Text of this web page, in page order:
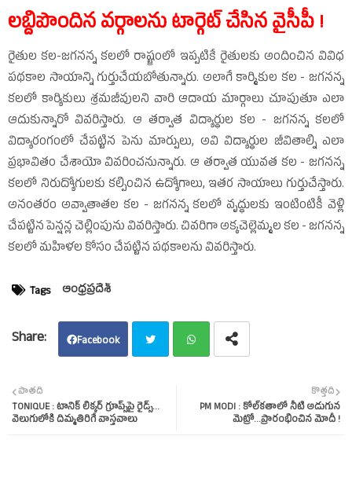
లబ్దిపొందిన వర్గాలను టార్గెట్‌ చేసిన వైసీపీ !
రైతుల కల-జగనన్న కలలో రాష్ట్రంలో ఇప్పటికే రైతులకు అందించిన వివిధ
పథకాల సాయాన్ని గుర్తుచేయబోతున్నారు. అలాగే కార్మికుల కల - జగనన్న
కలలో కార్యికులు శ్రమజీవులని వారి ఆదాయ మార్గాలు చూపుతూ ఎలా
ఆదుకున్నారో వివరిస్తారు. ఆ తర్వాత విద్యార్ధుల కల - జగనన్న కలలో
విద్యారంగంలో చేపట్టిన పెను మార్పులు, అవి విద్యార్ధుల జీవితాల్ని ఎలా
ప్రభావితం చేశాయో వివరించనున్నారు. ఆ తర్వాత యువత కల - జగనన్న
కలలో నిరుద్యోగులకు కల్పించిన ఉద్యోగాలు, ఇతర సాయాలు గుర్తుచేస్తారు.
అనంతరం అవ్వాతాతల కల - జగనన్న కలలో వృద్ధులకు ఇంటింటికీ వెళ్లి
చేపట్టిన పెన్షన్ల చెల్లింపును వివరిస్తారు. చివరిగా అక్కచెల్లెమ్మల కల - జగనన్న
కలలో మహిళల కోసం చేపట్టిన పథకాలను వివరిస్తారు.
Tags ఆంధ్రప్రదేశ్‌
Facebook
ter tsap
కొత్తది
PM MODI : కోల్‌కతాలో నీటి అడుగున
మెట్రో...ప్రారంభించిన మోదీ !
పాతది
TONIQUE : టానిక్‌ లిక్కర్‌ గ్రూప్స్‌పై రైడ్స్‌...
వెలుగులోకి దిమ్మతిరిగే వాస్తవాలు